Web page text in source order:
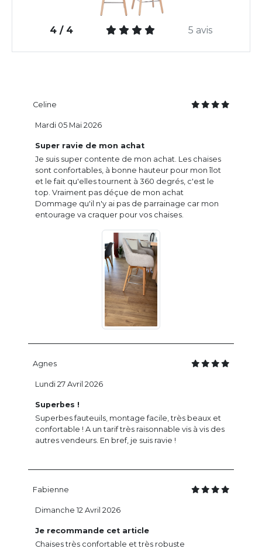
4 / 4 5 avis
Celine
Super ravie de mon achat
Je suis super contente de mon achat. Les chaises
sont confortables, à bonne hauteur pour mon îlot
et le fait qu'elles tournent à 360 degrés, c'est le
top. Vraiment pas déçue de mon achat
Dommage qu'il n'y ai pas de parrainage car mon
entourage va craquer pour vos chaises.
Mardi 05 Mai 2026
Agnes
Superbes !
Superbes fauteuils, montage facile, très beaux et
confortable ! A un tarif très raisonnable vis à vis des
autres vendeurs. En bref, je suis ravie !
Lundi 27 Avril 2026
Fabienne
Je recommande cet article
Chaises très confortable et très robuste
Dimanche 12 Avril 2026